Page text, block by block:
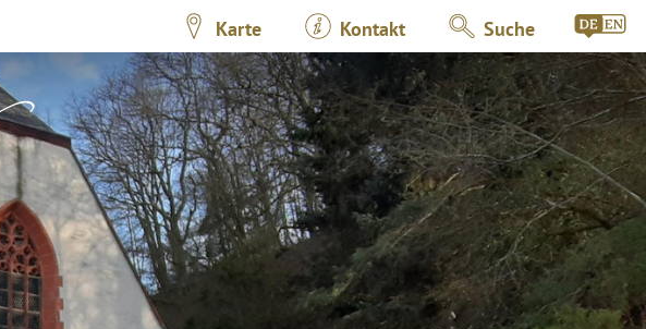
Karte Kontakt Suche